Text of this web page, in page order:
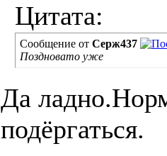
Цитата:
Сообщение от Серж437
Поздновато уже
Да
подёргаться.